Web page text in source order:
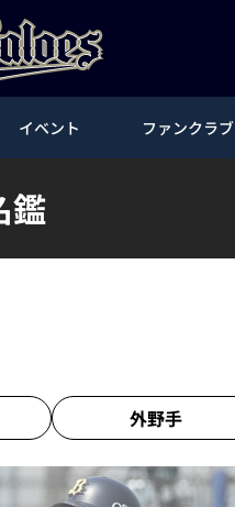
イベント ファンクラブ
鑑
外野手